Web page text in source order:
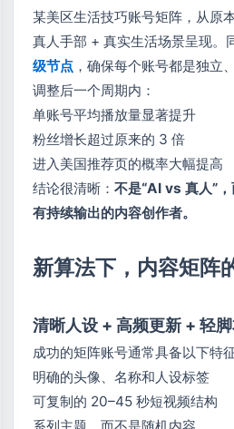
某美区生活技巧账号矩阵，从原
真人手部 + 真实生活场景呈现。
级节点 ，确保每个账号都是独立
调整后一个周期内：
单账号平均播放量显著提升
粉丝增长超过原来的 3 倍
进入美国推荐页的概率大幅提高
结论很清晰： 不是“AI vs 真人”，
有持续输出的内容创作者。
新算法下，内容矩阵
清晰人设 + 高频更新 + 轻
成功的矩阵账号通常具备以下特
明确的头像、名称和人设标签
可复制的 20–45 秒短视频结构